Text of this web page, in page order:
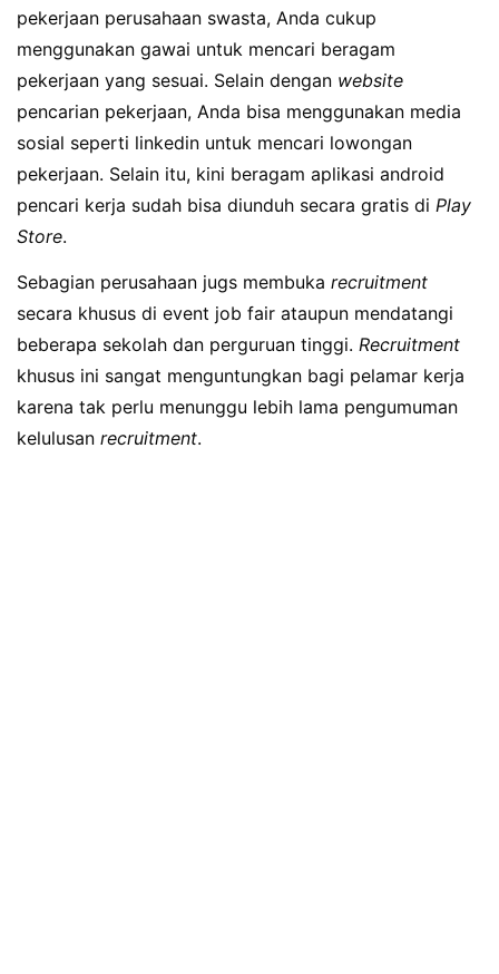
pekerjaan perusahaan swasta, Anda cukup
menggunakan gawai untuk mencari beragam
pekerjaan yang sesuai. Selain dengan website
pencarian pekerjaan, Anda bisa menggunakan media
sosial seperti linkedin untuk mencari lowongan
pekerjaan. Selain itu, kini beragam aplikasi android
pencari kerja sudah bisa diunduh secara gratis di Play
Store.
Sebagian perusahaan jugs membuka recruitment
secara khusus di event job fair ataupun mendatangi
beberapa sekolah dan perguruan tinggi. Recruitment
khusus ini sangat menguntungkan bagi pelamar kerja
karena tak perlu menunggu lebih lama pengumuman
kelulusan recruitment.